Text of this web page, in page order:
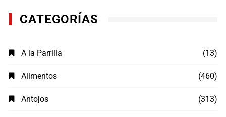
CATEGORÍAS
A la Parrilla (13)
Alimentos (460)
Antojos (313)